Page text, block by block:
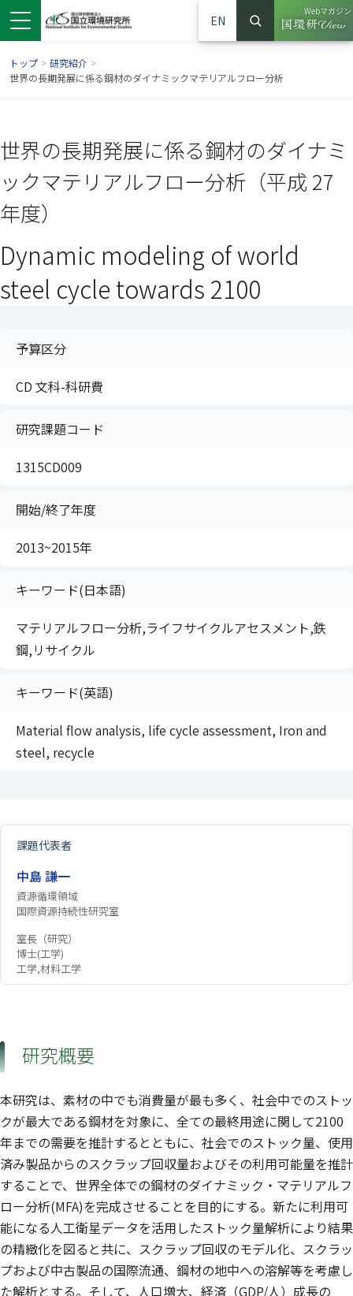
ウで開きます）
ンドウで開きます）
ウインドウで開きます）
EN
サイト内検索
検索
Webマガジン
（別ウイ
トップ > 研究紹介 >
世界の長期発展に係る鋼材のダイナミックマテリアルフロー分析
世界の長期発展に係る鋼材のダイナミ
ックマテリアルフロー分析（平成 27
年度）
Dynamic modeling of world
steel cycle towards 2100
予算区分
CD 文科-科研費
研究課題コード
1315CD009
開始/終了年度
2013~2015年
キーワード(日本語)
マテリアルフロー分析,ライフサイクルアセスメント,鉄
鋼,リサイクル
キーワード(英語)
Material flow analysis, life cycle assessment, Iron and
steel, recycle
課題代表者
中島 謙一
資源循環領域
国際資源持続性研究室
室長（研究）
博士(工学)
工学,材料工学
研究概要
本研究は、素材の中でも消費量が最も多く、社会中でのストッ
クが最大である鋼材を対象に、全ての最終用途に関して2100
年までの需要を推計するとともに、社会でのストック量、使用
済み製品からのスクラップ回収量およびその利用可能量を推計
することで、世界全体での鋼材のダイナミック・マテリアルフ
ロー分析(MFA)を完成させることを目的にする。新たに利用可
能になる人工衛星データを活用したストック量解析により結果
の精緻化を図ると共に、スクラップ回収のモデル化、スクラッ
プおよび中古製品の国際流通、鋼材の地中への溶解等を考慮し
た解析とする。そして、人口増大、経済（GDP/人）成長の